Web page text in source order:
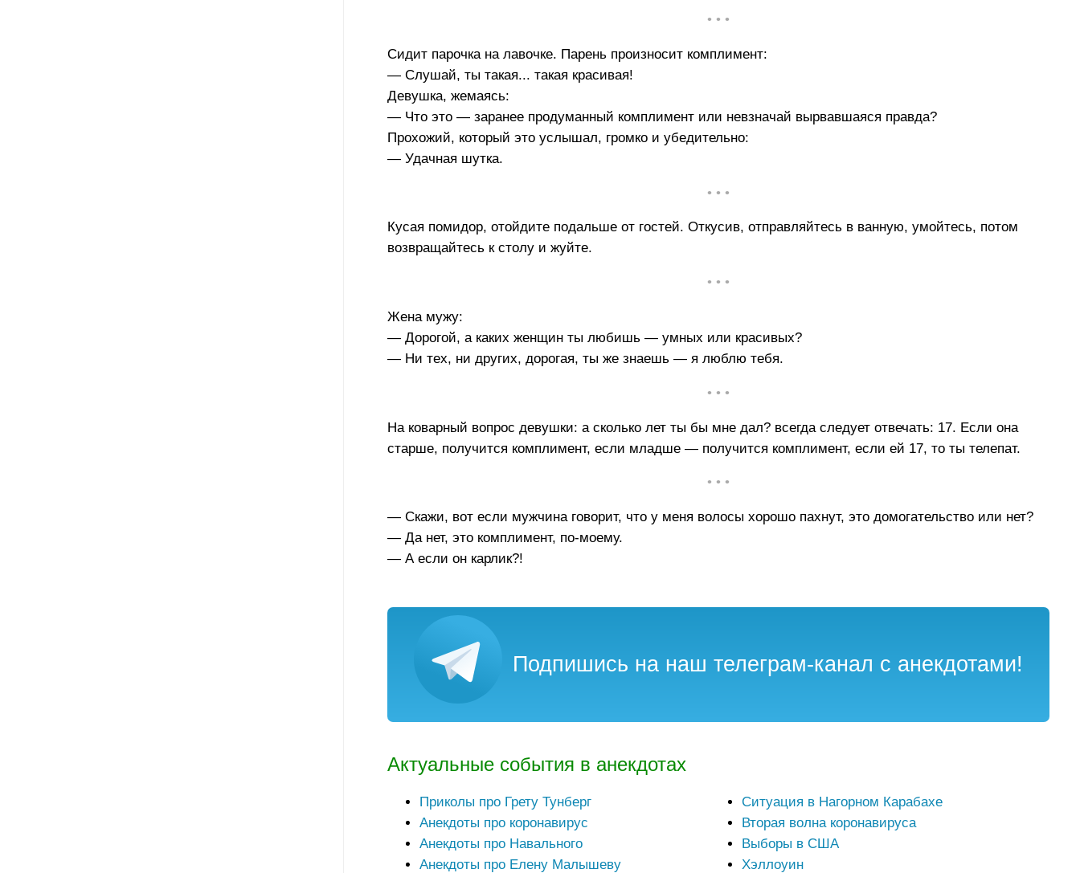
• • •
Сидит парочка на лавочке. Парень произносит комплимент:
— Слушай, ты такая... такая красивая!
Девушка, жемаясь:
— Что это — заранее продуманный комплимент или невзначай вырвавшаяся правда?
Прохожий, который это услышал, громко и убедительно:
— Удачная шутка.
• • •
Кусая помидор, отойдите подальше от гостей. Откусив, отправляйтесь в ванную, умойтесь, потом
возвращайтесь к столу и жуйте.
• • •
Жена мужу:
— Дорогой, а каких женщин ты любишь — умных или красивых?
— Ни тех, ни других, дорогая, ты же знаешь — я люблю тебя.
• • •
На коварный вопрос девушки: а сколько лет ты бы мне дал? всегда следует отвечать: 17. Если она
старше, получится комплимент, если младше — получится комплимент, если ей 17, то ты телепат.
• • •
— Скажи, вот если мужчина говорит, что у меня волосы хорошо пахнут, это домогательство или нет?
— Да нет, это комплимент, по-моему.
— А если он карлик?!
Подпишись на наш телеграм-канал с анекдотами!
Актуальные события в анекдотах
Приколы про Грету Тунберг
Анекдоты про коронавирус
Анекдоты про Навального
Анекдоты про Елену Малышеву
Ситуация в Нагорном Карабахе
Вторая волна коронавируса
Выборы в США
Хэллоуин